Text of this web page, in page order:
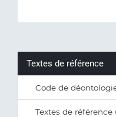
Textes de référence
Code de
Textes de